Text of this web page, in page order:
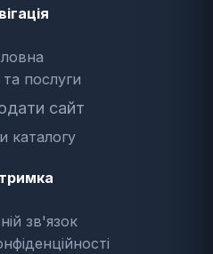
послуги
сайт
каталогу
зв'язок